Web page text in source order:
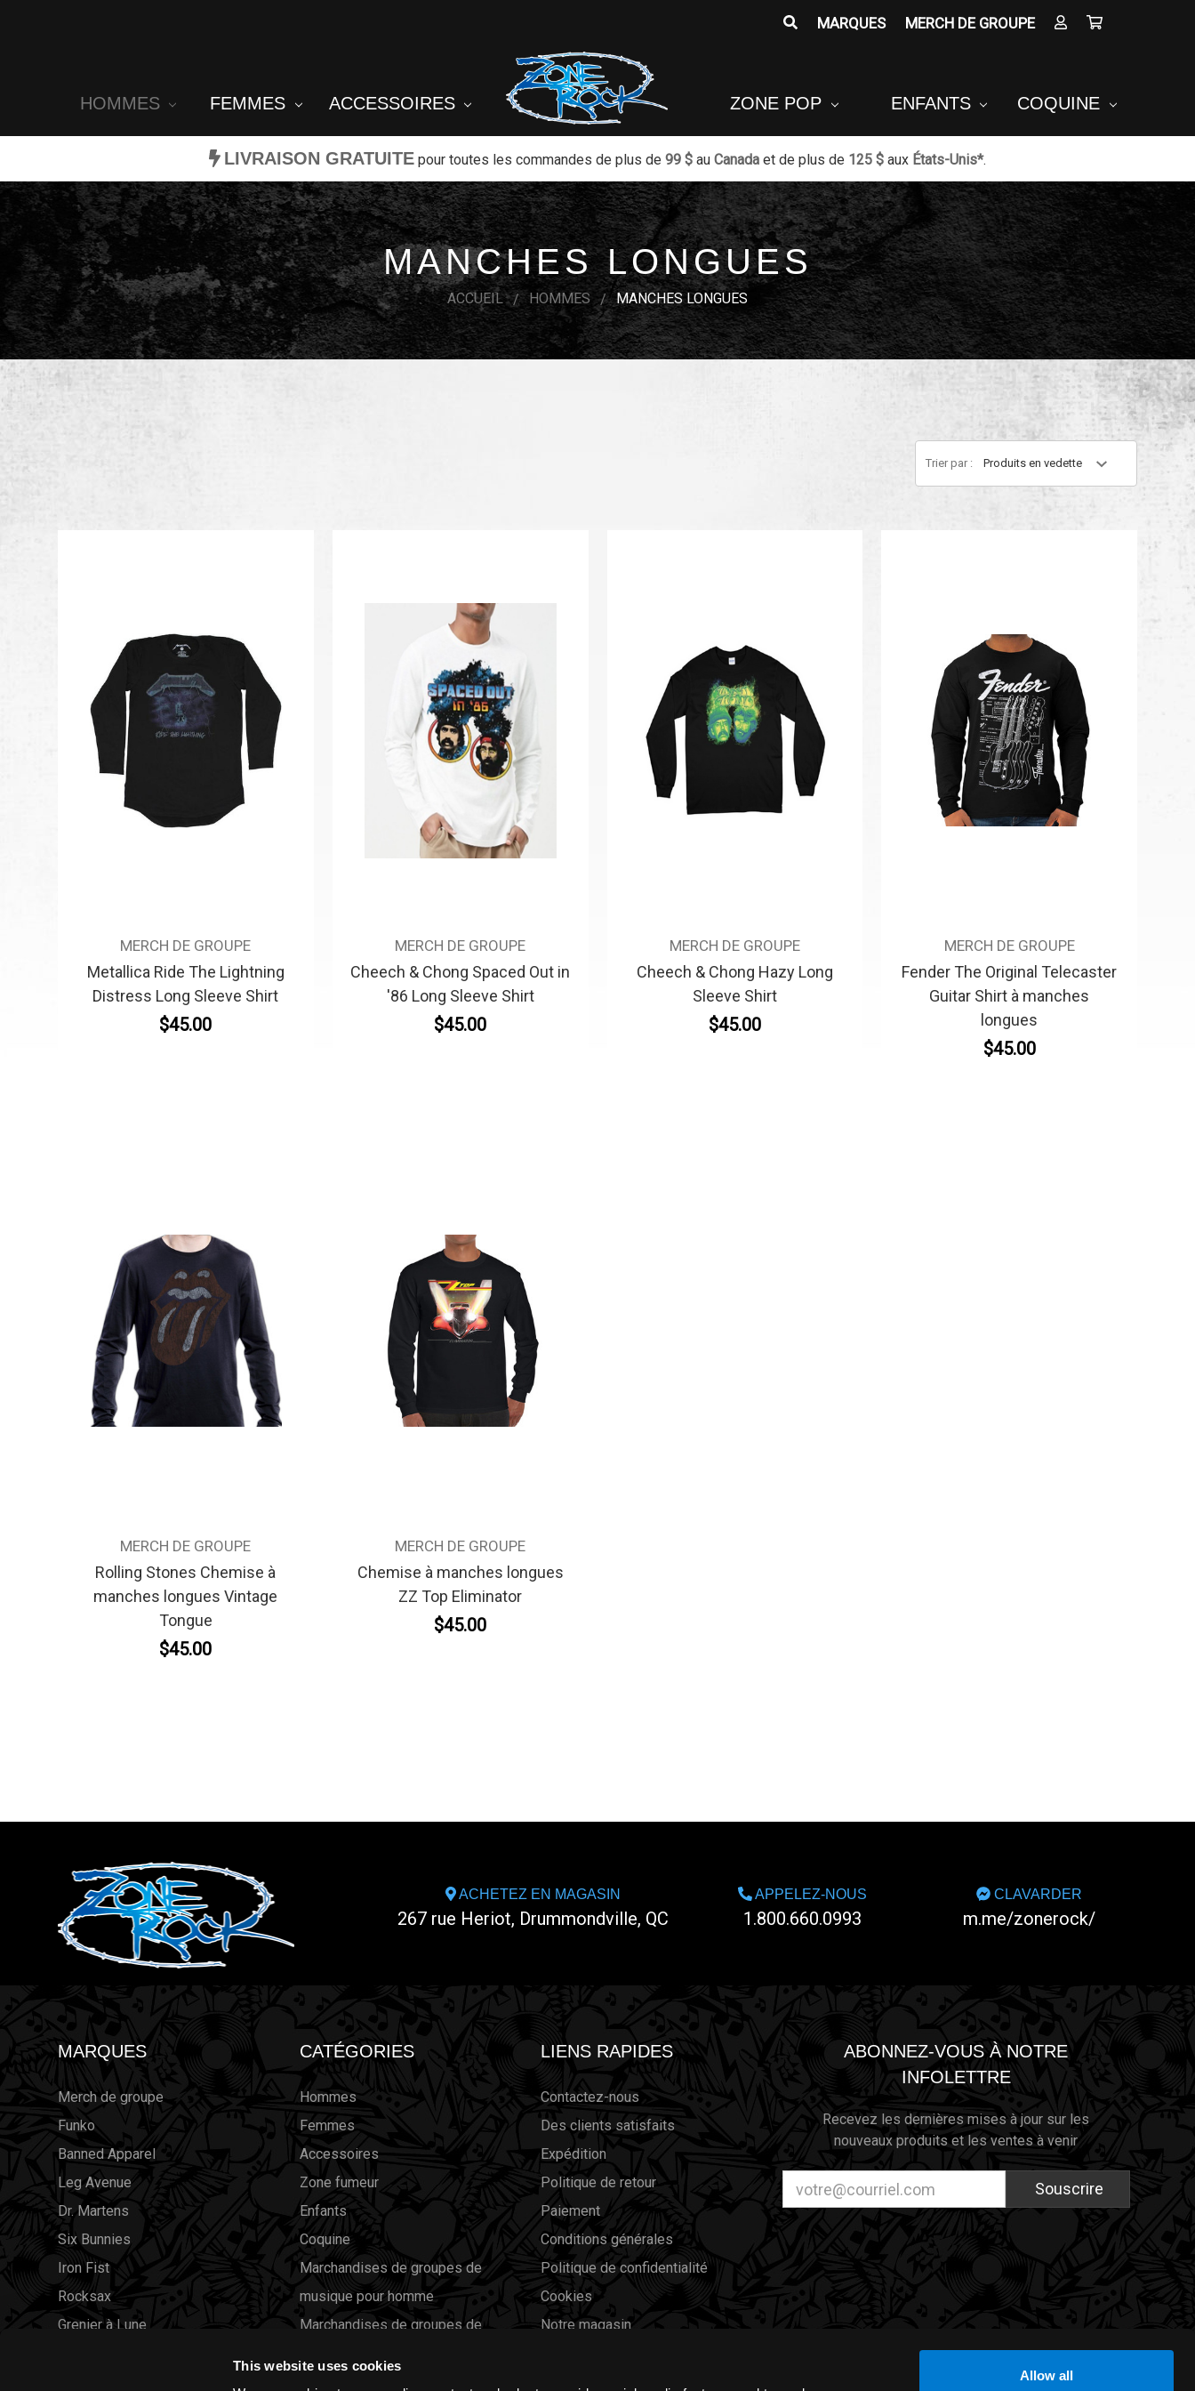
This website uses cookies
Allow all
MARQUES MERCH DE GROUPE
HOMMES FEMMES ACCESSOIRES ZONE POP ENFANTS COQUINE
LIVRAISON GRATUITEpour toutes les commandes de plus de 99 $au Canadaet de plus de 125 $aux États-Unis*.
MANCHES LONGUES
ACCUEIL HOMMES MANCHES LONGUES
Trier par :
MERCH DE GROUPE
Metallica Ride The Lightning
Distress Long Sleeve Shirt
$45.00
MERCH DE GROUPE
Cheech & Chong Spaced Out in
'86 Long Sleeve Shirt
$45.00
MERCH DE GROUPE
Cheech & Chong Hazy Long
Sleeve Shirt
$45.00
MERCH DE GROUPE
Fender The Original Telecaster
Guitar Shirt à manches
longues
$45.00
MERCH DE GROUPE
Rolling Stones Chemise à
manches longues Vintage
Tongue
$45.00
MERCH DE GROUPE
Chemise à manches longues
ZZ Top Eliminator
$45.00
ACHETEZ EN MAGASIN
267 rue Heriot, Drummondville, QC
APPELEZ-NOUS
1.800.660.0993
CLAVARDER
m.me/zonerock/
MARQUES
Merch de groupe
Funko
Banned Apparel
Leg Avenue
Dr. Martens
Six Bunnies
Iron Fist
Rocksax
Grenier à Lune
CATÉGORIES
Hommes
Femmes
Accessoires
Zone fumeur
Enfants
Coquine
Marchandises de groupes de
musique pour homme
Marchandises de groupes de
LIENS RAPIDES
Contactez-nous
Des clients satisfaits
Expédition
Politique de retour
Paiement
Conditions générales
Politique de confidentialité
Cookies
Notre magasin
ABONNEZ-VOUS À NOTRE
INFOLETTRE
Recevez les dernières mises à jour sur les
nouveaux produits et les ventes à venir
électronique